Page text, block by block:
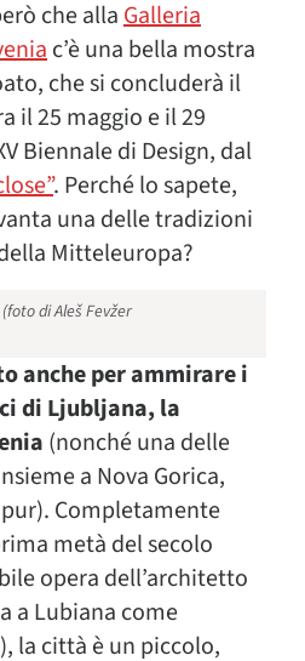
che allaGalleria
c’è una bella mostra
che si concluderà il
il 25 maggio e il 29
Biennale di Design, dal
. Perché lo sapete,
una delle tradizioni
Mitteleuropa?
di Aleš Fevžer
anche per ammirare i
di Ljubljana, la
(nonché una delle
a Nova Gorica,
Completamente
metà del secolo
opera dell’architetto
a Lubiana come
la città è un piccolo,